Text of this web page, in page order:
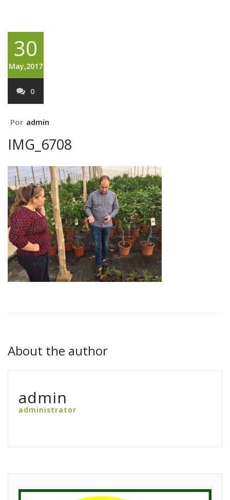
30
May,2017
0
Por admin
IMG_6708
About the author
admin
administrator